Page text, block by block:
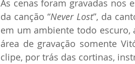
As cenas foram gravadas nos
da canção “Never Lost”, da
em um ambiente todo escuro,
área de gravação somente
clipe, por trás das cortinas,